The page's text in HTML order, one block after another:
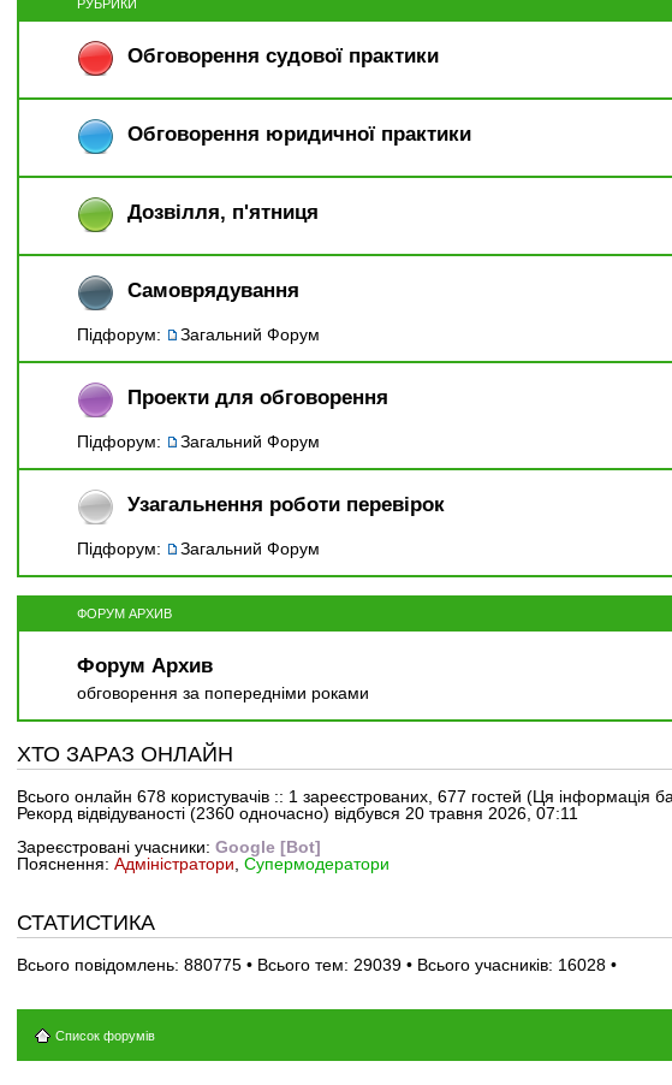
РУБРИКИ
Обговорення судової практики
Обговорення юридичної практики
Дозвiлля, п'ятниця
Самоврядування
Підфорум: Загальний Форум
Проекти для обговорення
Підфорум: Загальний Форум
Узагальнення роботи перевірок
Підфорум: Загальний Форум
ФОРУМ АРХИВ
Форум Архив
обговорення за попередніми роками
ХТО ЗАРАЗ ОНЛАЙН
Всього онлайн 678користувачів :: 1 зареєстрованих, 677 гостей (Ця інформація
Рекорд відвідуваності (2360 одночасно) відбувся 20 травня 2026, 07:11
Зареєстровані учасники: Google [Bot]
Пояснення: Адміністратори Супермодератори
СТАТИСТИКА
Всього повідомлень: 880775• Всього тем: 29039• Всього учасників: 16028•
Список форумів